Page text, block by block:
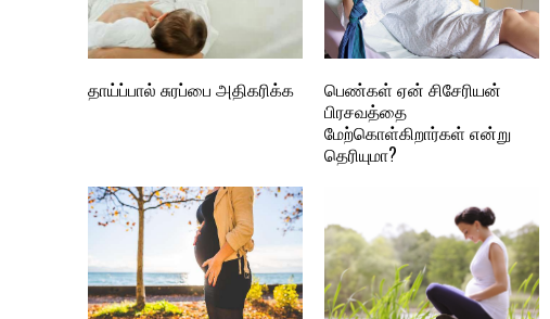
தாய்ப்பால் சுரப்பை அதிகரிக்க
பெண்கள் ஏன் சிசேரியன்
பிரசவத்தை
மேற்கொள்கிறார்கள் என்று
தெரியுமா?